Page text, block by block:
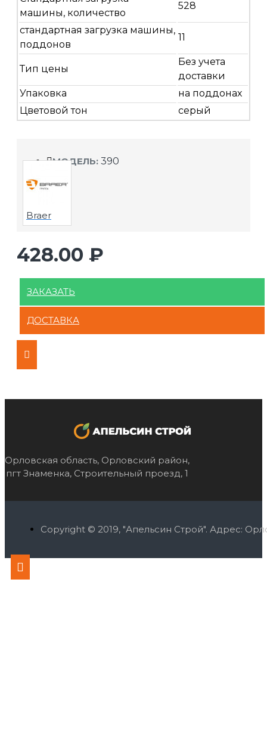
машины, количество
528
стандартная загрузка машины,
поддонов
11
Тип цены
Без учета
доставки
Упаковка
на поддонах
Цветовой тон
серый
МОДЕЛЬ: 390
Braer
428.00 ₽
ЗАКАЗАТЬ
ДОСТАВКА
Орловская область, Орловский район,
пгт Знаменка, Строительный проезд, 1
Copyright © 2019, "Апельсин Строй". Адрес: